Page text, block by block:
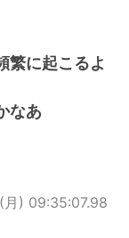
繁に起こるよ
なあ
) 09:35:07.98